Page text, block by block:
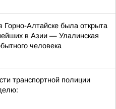
Горно-Алтайске была открыта
в Азии — Улалинская
человека
транспортной полиции